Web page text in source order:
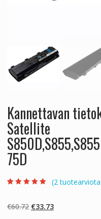
Kannettavan
Satellite
75D
asiakkaan
(2
€60.72 Alkuperäinen
€33.73Nykyinen